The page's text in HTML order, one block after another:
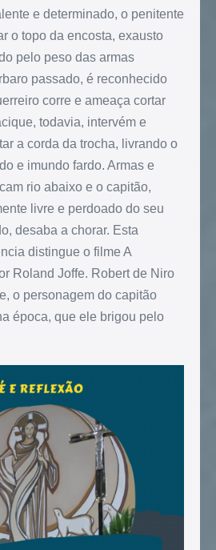
e determinado, o penitente
o topo da encosta, exausto
pelo peso das armas
passado, é reconhecido
corre e ameaça cortar
todavia, intervém e
a corda da trocha, livrando o
e imundo fardo. Armas e
rio abaixo e o capitão,
livre e perdoado do seu
desaba a chorar. Esta
distingue o filme A
Roland Joffe. Robert de Niro
o personagem do capitão
época, que ele brigou pelo